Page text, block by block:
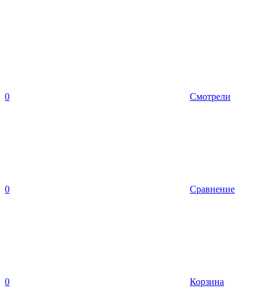
0 Смотрели
0 Сравнение
0 Корзина